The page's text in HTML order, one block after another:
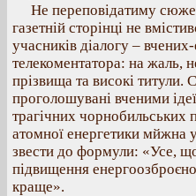
Не переповідатиму
газетній сторінці не
учасників діалогу – вчених-
телекоментатора: на жаль,
прізвища та високі титули.
проголошувані вченими
трагічних чорнобильських
атомної енергетики мйжна
звести до формули: «Усе,
підвищення
краще».